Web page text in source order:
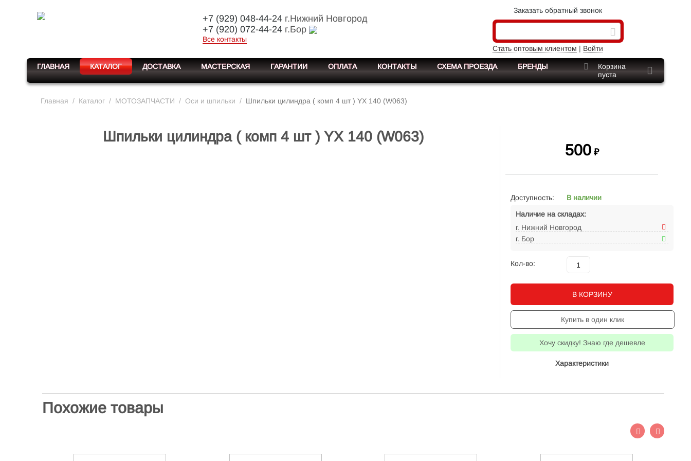
+7 (929) 048-44-24г.Нижний Новгород
+7 (920) 072-44-24г.Бор
Все контакты
Заказать обратный звонок
Стать оптовым клиентом | Войти
ГЛАВНАЯ КАТАЛОГ ДОСТАВКА МАСТЕРСКАЯ ГАРАНТИИ ОПЛАТА КОНТАКТЫ СХЕМА ПРОЕЗДА БРЕНДЫ
Корзина
пуста
Главная / Каталог / МОТОЗАПЧАСТИ / Оси и шпильки / Шпильки цилиндра ( комп 4 шт ) YX 140 (W063)
Шпильки цилиндра ( комп 4 шт ) YX 140 (W063)
500 ₽
Доступность:
В наличии
Наличие на складах:
г. Нижний Новгород
г. Бор
Кол-во:
В КОРЗИНУ
Купить в один клик
Хочу скидку! Знаю где дешевле
Характеристики
Похожие товары